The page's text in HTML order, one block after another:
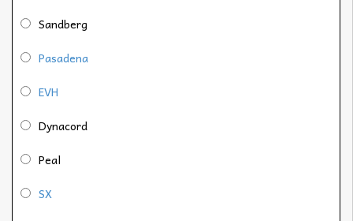
Sandberg
Pasadena
EVH
Dynacord
Peal
SX